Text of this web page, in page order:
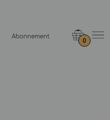
Abonnement
0